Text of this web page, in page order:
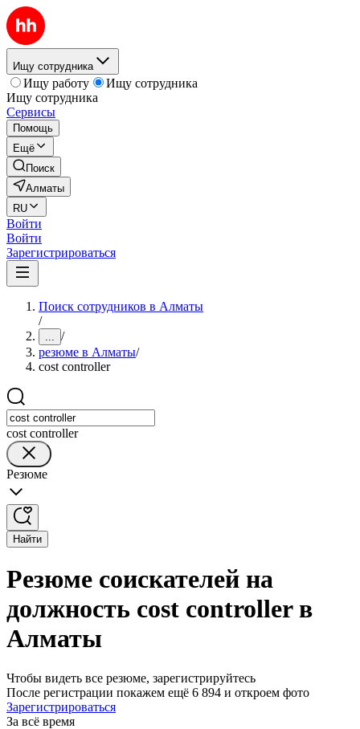
Ищу сотрудника
Ищу работу
Ищу сотрудника
Ищу сотрудника
Сервисы
Помощь
Ещё
Поиск
Алматы
RU
Войти
Войти
Зарегистрироваться
Поиск сотрудников в Алматы
/
... /
резюме в Алматы/
cost controller
cost controller
Резюме
Найти
Резюме соискателей на
должность cost controller в
Алматы
Чтобы видеть все резюме, зарегистрируйтесь
После регистрации покажем ещё 6 894 и откроем фото
Зарегистрироваться
За всё время